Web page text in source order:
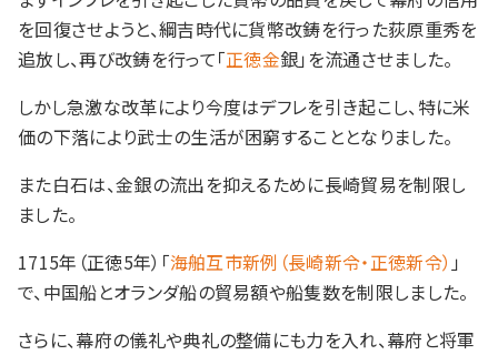
を回復させようと、綱吉時代に貨幣改鋳を行った荻原重秀を
追放し、再び改鋳を行って「正徳金銀」を流通させました。
しかし急激な改革により今度はデフレを引き起こし、特に米
価の下落により武士の生活が困窮することとなりました。
また白石は、金銀の流出を抑えるために長崎貿易を制限し
ました。
1715年（正徳5年）「海舶互市新例（長崎新令・正徳新令） 」
で、中国船とオランダ船の貿易額や船隻数を制限しました。
さらに、幕府の儀礼や典礼の整備にも力を入れ、幕府と将軍